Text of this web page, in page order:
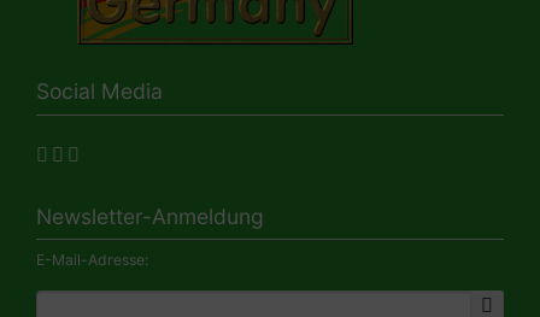
Social Media
Newsletter-Anmeldung
E-Mail-Adresse: